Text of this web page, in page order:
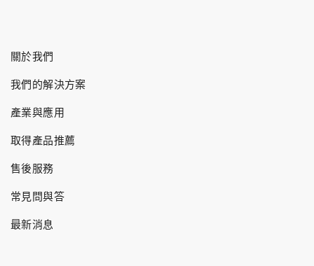
關於我們
我們的解決方案
產業與應用
取得產品推薦
售後服務
常見問與答
最新消息